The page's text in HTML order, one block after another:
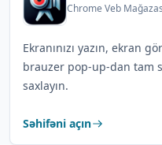
Chrome Veb
Ekranınızı yazın, ekran
brauzer pop-up-dan tam
saxlayın.
Səhifəni açın